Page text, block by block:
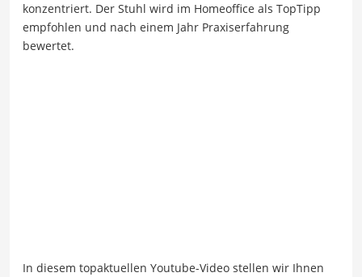
konzentriert. Der Stuhl wird im Homeoffice als TopTipp
empfohlen und nach einem Jahr Praxiserfahrung
bewertet.
In diesem topaktuellen Youtube-Video stellen wir Ihnen